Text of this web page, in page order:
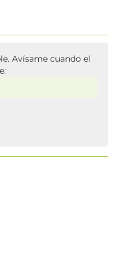
Avísame cuando el